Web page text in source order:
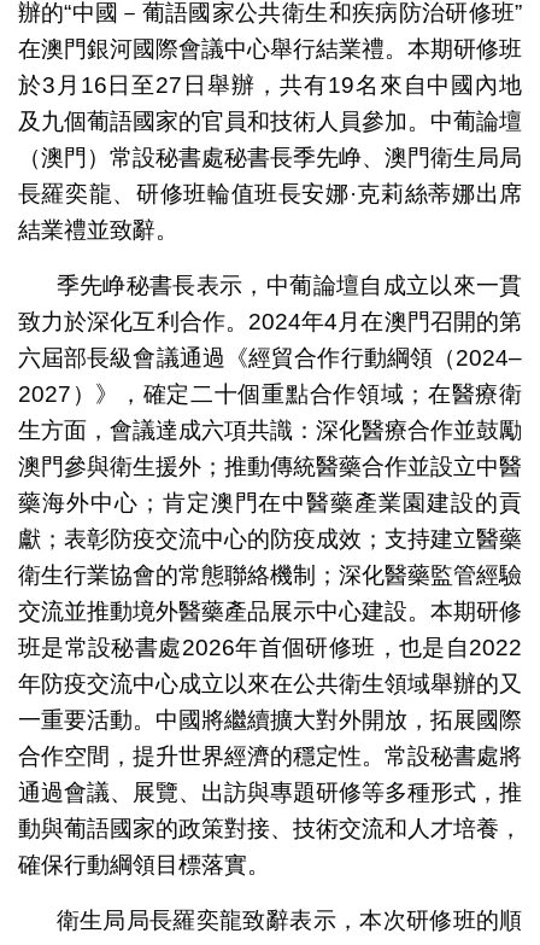
辦的“中國－葡語國家公共衛生和疾病防治研修班”
在澳門銀河國際會議中心舉行結業禮。本期研修班
於3月16日至27日舉辦，共有19名來自中國內地
及九個葡語國家的官員和技術人員參加。中葡論壇
（澳門）常設秘書處秘書長季先峥、澳門衛生局局
長羅奕龍、研修班輪值班長安娜·克莉絲蒂娜出席
結業禮並致辭。
季先峥秘書長表示，中葡論壇自成立以來一貫
致力於深化互利合作。2024年4月在澳門召開的第
六屆部長級會議通過《經貿合作行動綱領（2024–
2027）》，確定二十個重點合作領域；在醫療衛
生方面，會議達成六項共識：深化醫療合作並鼓勵
澳門參與衛生援外；推動傳統醫藥合作並設立中醫
藥海外中心；肯定澳門在中醫藥產業園建設的貢
獻；表彰防疫交流中心的防疫成效；支持建立醫藥
衛生行業協會的常態聯絡機制；深化醫藥監管經驗
交流並推動境外醫藥產品展示中心建設。本期研修
班是常設秘書處2026年首個研修班，也是自2022
年防疫交流中心成立以來在公共衛生領域舉辦的又
一重要活動。中國將繼續擴大對外開放，拓展國際
合作空間，提升世界經濟的穩定性。常設秘書處將
通過會議、展覽、出訪與專題研修等多種形式，推
動與葡語國家的政策對接、技術交流和人才培養，
確保行動綱領目標落實。
衛生局局長羅奕龍致辭表示，本次研修班的順